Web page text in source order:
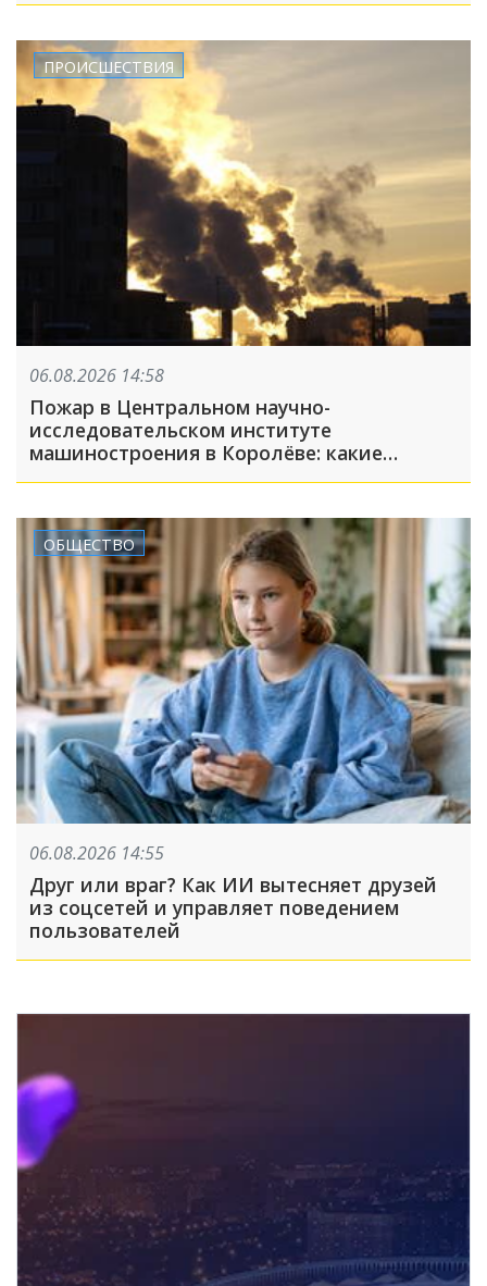
ПРОИСШЕСТВИЯ
06.08.2026 14:58
Пожар в Центральном научно-
исследовательском институте
машиностроения в Королёве: какие
появились подробности к этому часу?
ОБЩЕСТВО
06.08.2026 14:55
Друг или враг? Как ИИ вытесняет друзей
из соцсетей и управляет поведением
пользователей